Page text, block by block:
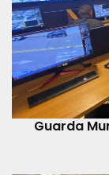
Guarda